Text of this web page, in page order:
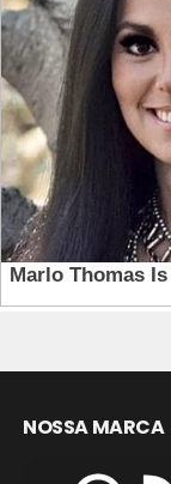
NOSSA MARCA